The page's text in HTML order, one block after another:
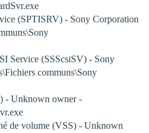
(SPTISRV) - Sony Corporation
Service (SSScsiSV) - Sony
communs\Sony
- Unknown owner -
de volume (VSS) - Unknown